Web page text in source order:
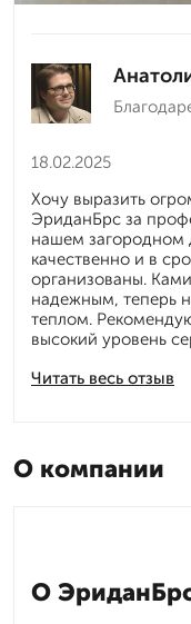
18.02.2025
Читать весь отзыв
Хочу выразить
ЭриданБрс за
нашем загородном
качественно и в
организованы.
надежным, теперь
теплом.
высокий уровень
О компании
О